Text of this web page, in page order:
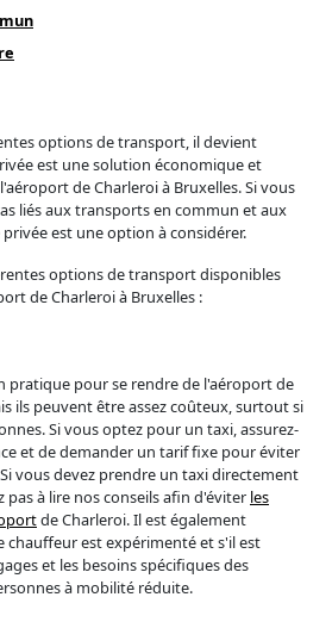
options de transport, il devient
est une solution économique et
de Charleroi à Bruxelles. Si vous
liés aux transports en commun et aux
est une option à considérer.
options de transport disponibles
de Charleroi à Bruxelles :
pratique pour se rendre de l'aéroport de
ils peuvent être assez coûteux, surtout si
Si vous optez pour un taxi, assurez-
et de demander un tarif fixe pour éviter
vous devez prendre un taxi directement
pas à lire nos conseils afin d'éviter les
de Charleroi. Il est également
chauffeur est expérimenté et s'il est
et les besoins spécifiques des
à mobilité réduite.